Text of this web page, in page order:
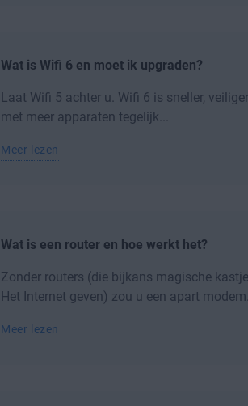
Wat is Wifi 6 en moet ik upgraden?
Laat Wifi 5 achter u. Wifi 6 is sneller,
met meer apparaten tegelijk...
Meer lezen
Wat is een router en hoe werkt het?
Zonder routers (die bijkans magische
Het Internet geven) zou u een apart
Meer lezen